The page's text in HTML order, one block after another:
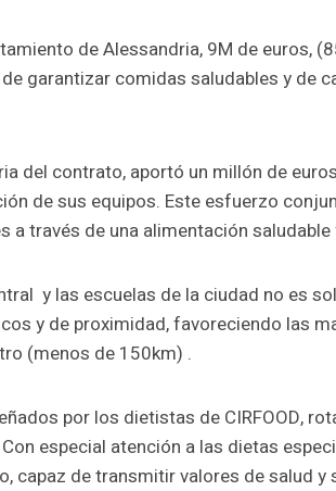
de Alessandria, 9M de euros,
garantizar comidas saludables y de
del contrato, aportó un millón de
de sus equipos. Este esfuerzo
a través de una alimentación
y las escuelas de la ciudad no es
y de proximidad, favoreciendo las
(menos de 150km) .
por los dietistas de CIRFOOD,
especial atención a las dietas
capaz de transmitir valores de salud y